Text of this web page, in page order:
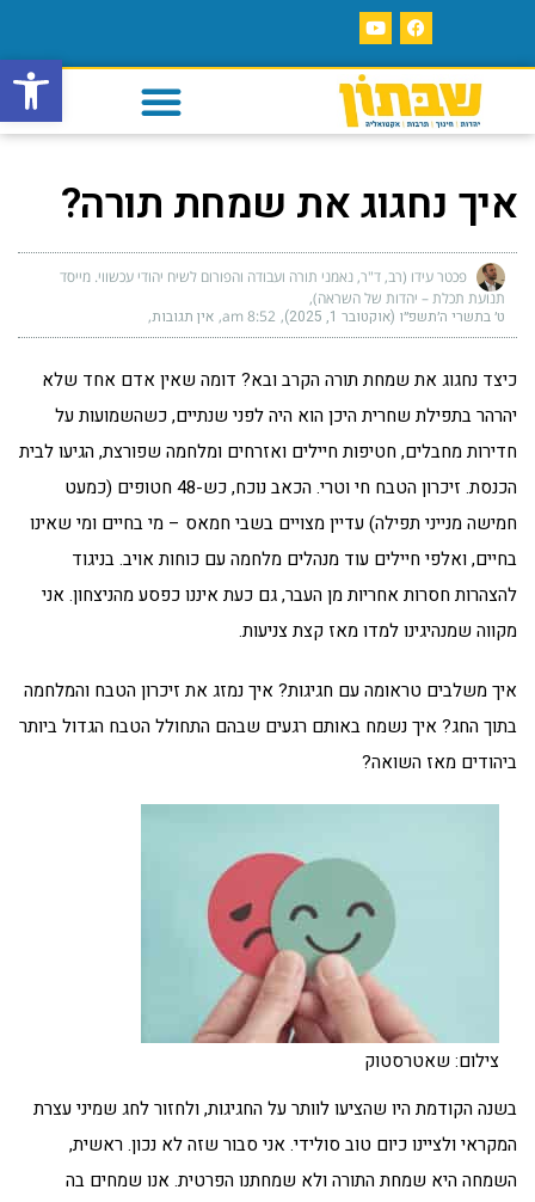
פתח
איך נחגוג את שמחת תורה?
פכטר עידו (רב, ד"ר, נאמני תורה ועבודה והפורום לשיח יהודי עכשווי. מייסד
תנועת תכלת – יהדות של השראה)
ט׳ בתשרי ה׳תשפ״ו (אוקטובר 1, 2025) 8:52 am אין תגובות
כיצד נחגוג את שמחת תורה הקרב ובא? דומה שאין אדם אחד שלא
יהרהר בתפילת שחרית היכן הוא היה לפני שנתיים, כשהשמועות על
חדירות מחבלים, חטיפות חיילים ואזרחים ומלחמה שפורצת, הגיעו לבית
הכנסת. זיכרון הטבח חי וטרי. הכאב נוכח, כש-48 חטופים (כמעט
חמישה מנייני תפילה) עדיין מצויים בשבי חמאס – מי בחיים ומי שאינו
בחיים, ואלפי חיילים עוד מנהלים מלחמה עם כוחות אויב. בניגוד
להצהרות חסרות אחריות מן העבר, גם כעת איננו כפסע מהניצחון. אני
מקווה שמנהיגינו למדו מאז קצת צניעות.
איך משלבים טראומה עם חגיגות? איך נמזג את זיכרון הטבח והמלחמה
בתוך החג? איך נשמח באותם רגעים שבהם התחולל הטבח הגדול ביותר
ביהודים מאז השואה?
צילום: שאטרסטוק
בשנה הקודמת היו שהציעו לוותר על החגיגות, ולחזור לחג שמיני עצרת
המקראי ולציינו כיום טוב סולידי. אני סבור שזה לא נכון. ראשית,
השמחה היא שמחת התורה ולא שמחתנו הפרטית. אנו שמחים בה